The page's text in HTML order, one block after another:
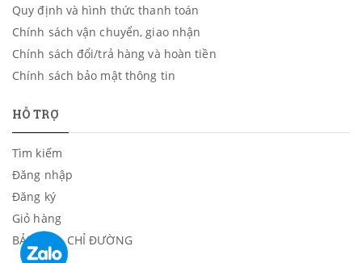
Quy định và hình thức thanh toán
Chính sách vận chuyển, giao nhận
Chính sách đổi/trả hàng và hoàn tiền
Chính sách bảo mật thông tin
HỖ TRỢ
Tìm kiếm
Đăng nhập
Đăng ký
Giỏ hàng
BẢN ĐỒ - CHỈ ĐƯỜNG